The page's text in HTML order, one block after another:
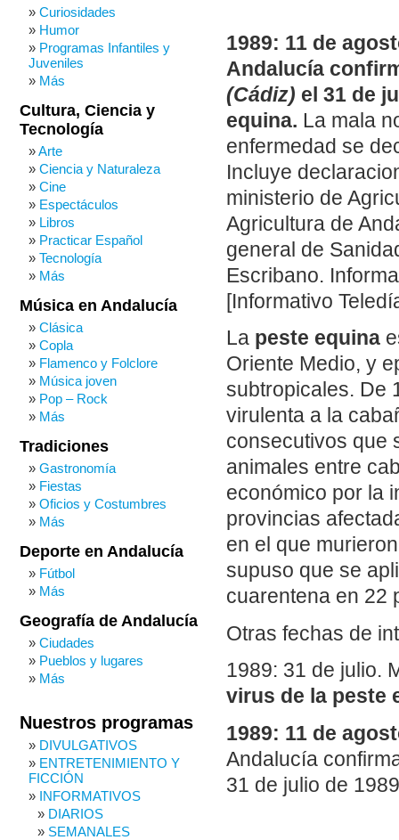
1989: 11 de
Andalucía
(Cádiz) el 31 de
equina. La mala
enfermedad se
Incluye
ministerio de
Agricultura de
general de
Escribano.
[Informativo
La peste equina
Oriente Medio, y
subtropicales. De
virulenta a la
consecutivos que
animales entre
económico por la
provincias
en el que
supuso que se
cuarentena en 22
Otras fechas de
1989: 31 de julio.
virus de la peste
1989: 11 de
Andalucía
31 de julio de
Curiosidades
Humor
Programas Infantiles y
Juveniles
Más
Cultura, Ciencia y
Tecnología
Arte
Ciencia y Naturaleza
Cine
Espectáculos
Libros
Practicar Español
Tecnología
Más
Música en Andalucía
Clásica
Copla
Flamenco y Folclore
Música joven
Pop – Rock
Más
Tradiciones
Gastronomía
Fiestas
Oficios y Costumbres
Más
Deporte en Andalucía
Fútbol
Más
Geografía de Andalucía
Ciudades
Pueblos y lugares
Más
Nuestros programas
DIVULGATIVOS
ENTRETENIMIENTO Y
FICCIÓN
INFORMATIVOS
DIARIOS
SEMANALES